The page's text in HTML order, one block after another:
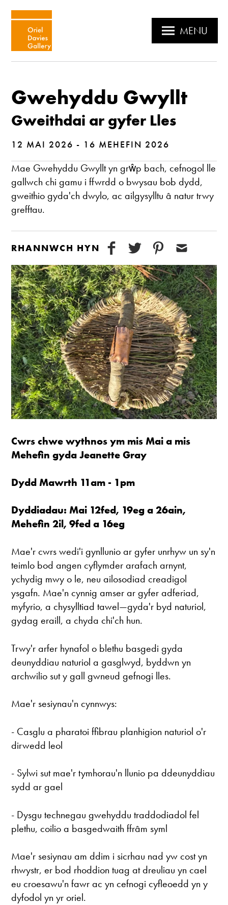
MENU
Gwehyddu Gwyllt
Gweithdai ar gyfer Lles
12 MAI 2026 - 16 MEHEFIN 2026
Mae Gwehyddu Gwyllt yn grŵp bach, cefnogol lle
gallwch chi gamu i ffwrdd o bwysau bob dydd,
gweithio gyda'ch dwylo, ac ailgysylltu â natur trwy
grefftau.
RHANNWCH HYN
Cwrs chwe wythnos ym mis Mai a mis
Mehefin gyda Jeanette Gray
Dydd Mawrth 11am - 1pm
Dyddiadau: Mai 12fed, 19eg a 26ain,
Mehefin 2il, 9fed a 16eg
Mae'r cwrs wedi'i gynllunio ar gyfer unrhyw un sy'n
teimlo bod angen cyflymder arafach arnynt,
ychydig mwy o le, neu ailosodiad creadigol
ysgafn. Mae'n cynnig amser ar gyfer adferiad,
myfyrio, a chysylltiad tawel—gyda'r byd naturiol,
gydag eraill, a chyda chi'ch hun.
Trwy'r arfer hynafol o blethu basgedi gyda
deunyddiau naturiol a gasglwyd, byddwn yn
archwilio sut y gall gwneud gefnogi lles.
Mae'r sesiynau'n cynnwys:
- Casglu a pharatoi ffibrau planhigion naturiol o'r
dirwedd leol
- Sylwi sut mae'r tymhorau'n llunio pa ddeunyddiau
sydd ar gael
- Dysgu technegau gwehyddu traddodiadol fel
plethu, coilio a basgedwaith ffrâm syml
Mae'r sesiynau am ddim i sicrhau nad yw cost yn
rhwystr, er bod rhoddion tuag at dreuliau yn cael
eu croesawu'n fawr ac yn cefnogi cyfleoedd yn y
dyfodol yn yr oriel.